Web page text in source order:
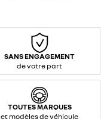
SANS ENGAGEMENT
de votre part
TOUTES MARQUES
et modèles de véhicule